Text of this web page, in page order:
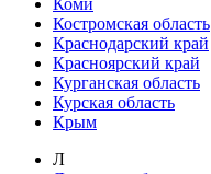
Коми
Костромская область
Краснодарский край
Красноярский край
Курганская область
Курская область
Крым
Л